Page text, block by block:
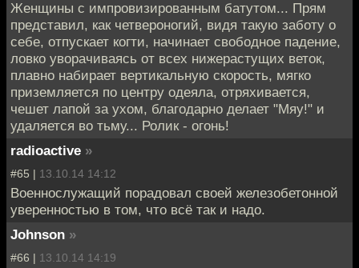
Женщины с импровизированным батутом... Прям
представил, как четвероногий, видя такую заботу о
себе, отпускает когти, начинает свободное падение,
ловко уворачиваясь от всех нижерастущих веток,
плавно набирает вертикальную скорость, мягко
приземляется по центру одеяла, отряхивается,
чешет лапой за ухом, благодарно делает "Мяу!" и
удаляется во тьму... Ролик - огонь!
radioactive »
#65 | 13.10.14 14:12
Военнослужащий порадовал своей железобетонной
уверенностью в том, что всё так и надо.
Johnson »
#66 | 13.10.14 14:19